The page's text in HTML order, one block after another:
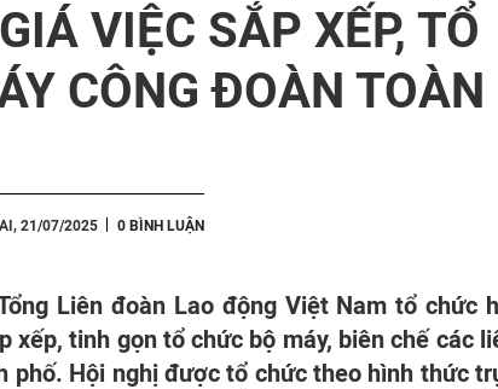
VIỆC SẮP XẾP, TỔ
CÔNG ĐOÀN TOÀN
21/07/2025 0 BÌNH LUẬN
Liên đoàn Lao động Việt Nam tổ chức
xếp, tinh gọn tổ chức bộ máy, biên chế các
phố. Hội nghị được tổ chức theo hình thức